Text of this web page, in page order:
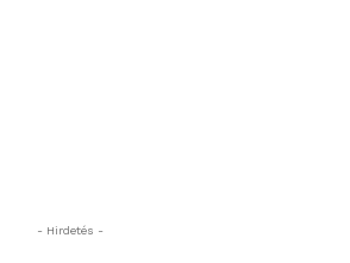
- Hirdetés -